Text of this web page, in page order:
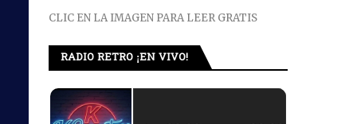
CLIC EN LA IMAGEN PARA LEER GRATIS
RADIO RETRO ¡EN VIVO!